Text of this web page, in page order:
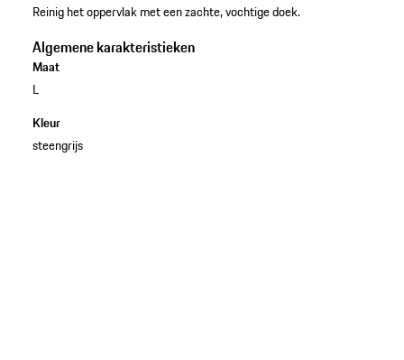
Reinig het oppervlak met een zachte, vochtige doek.
Algemene karakteristieken
Maat
L
Kleur
steengrijs